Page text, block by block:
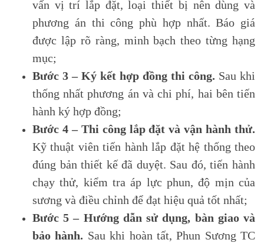
vấn vị trí lắp đặt, loại thiết bị nên dùng và
phương án thi công phù hợp nhất. Báo giá
được lập rõ ràng, minh bạch theo từng hạng
mục;
Bước 3 – Ký kết hợp đồng thi công. Sau khi
thống nhất phương án và chi phí, hai bên tiến
hành ký hợp đồng;
Bước 4 – Thi công lắp đặt và vận hành thử.
Kỹ thuật viên tiến hành lắp đặt hệ thống theo
đúng bản thiết kế đã duyệt. Sau đó, tiến hành
chạy thử, kiểm tra áp lực phun, độ mịn của
sương và điều chỉnh để đạt hiệu quả tốt nhất;
Bước 5 – Hướng dẫn sử dụng, bàn giao và
bảo hành. Sau khi hoàn tất, Phun Sương TC